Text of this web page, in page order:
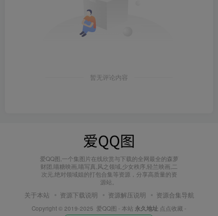
暂无评论内容
爱QQ图,一个集图片在线欣赏与下载的全网最全的森萝
财团,喵糖映画,喵写真,风之领域,少女秩序,轻兰映画,二
次元,绝对领域姐的打包合集等资源，分享高质量的资
源站。
关于本站 资源下载说明 资源解压说明 资源合集导航
Copyright © 2019-2025 爱QQ图 - 本站 永久地址 点点收藏 -